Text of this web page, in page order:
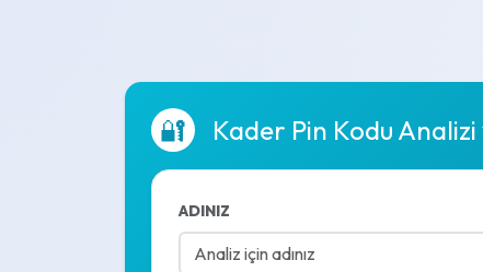
🔐 Kader Pin Kodu Analizi
ADINIZ